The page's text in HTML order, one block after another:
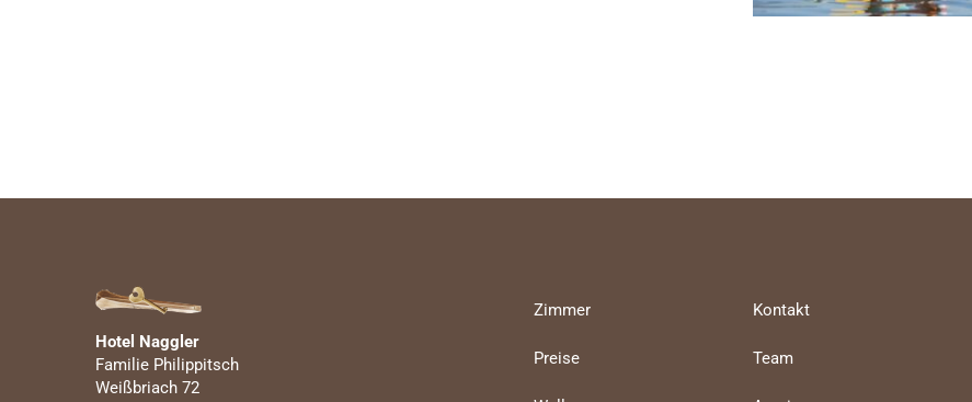
Hotel Naggler
Familie Philippitsch
Weißbriach 72
Zimmer
Preise
Kontakt
Team